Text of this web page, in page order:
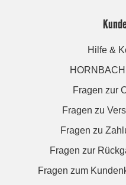
Hilfe &
Fragen zur
Fragen zu
Fragen zu
Fragen zur
Fragen zum